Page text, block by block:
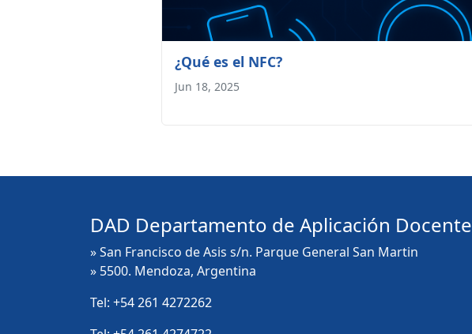
¿Qué es el NFC?
Jun 18, 2025
DAD Departamento de Aplicación Docente
» San Francisco de Asis s/n. Parque General San Martin
» 5500. Mendoza, Argentina
Tel: +54 261 4272262